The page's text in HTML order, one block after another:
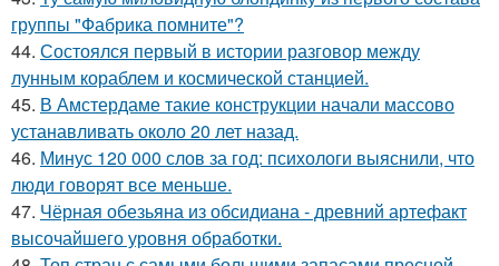
группы "Фабрика помните"?
44. Состоялся первый в истории разговор между
лунным кораблем и космической станцией.
45. В Амстердаме такие конструкции начали массово
устанавливать около 20 лет назад.
46. Минус 120 000 слов за год: психологи выяснили, что
люди говорят все меньше.
47. Чёрная обезьяна из обсидиана - древний артефакт
высочайшего уровня обработки.